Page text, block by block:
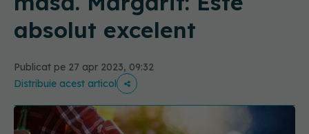
absolut excelent
Publicat pe 27 apr 2023, 09:32
Distribuie acest articol